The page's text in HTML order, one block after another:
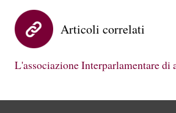
Articoli correlati
L'associazione Interparlamentare